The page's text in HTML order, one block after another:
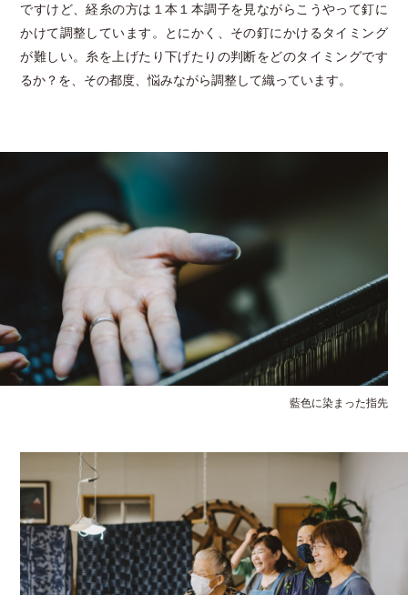
ですけど、経糸の方は１本１本調子を見ながらこうやって釘に
かけて調整しています。とにかく、その釘にかけるタイミング
が難しい。糸を上げたり下げたりの判断をどのタイミングです
るか？を、その都度、悩みながら調整して織っています。
藍色に染まった指先